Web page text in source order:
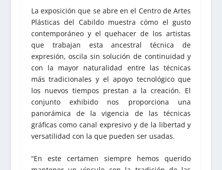
La exposición que se abre en el Centro de Artes
Plásticas del Cabildo muestra cómo el gusto
contemporáneo y el quehacer de los artistas
que trabajan esta ancestral técnica de
expresión, oscila sin solución de continuidad y
con la mayor naturalidad entre las técnicas
más tradicionales y el apoyo tecnológico que
los nuevos tiempos prestan a la creación. El
conjunto exhibido nos proporciona una
panorámica de la vigencia de las técnicas
gráficas como canal expresivo y de la libertad y
versatilidad con la que pueden ser usadas.
“En este certamen siempre hemos querido